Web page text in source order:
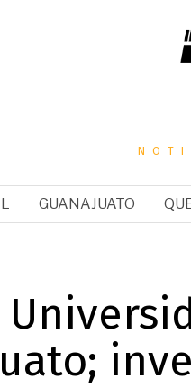
GUANAJUATO